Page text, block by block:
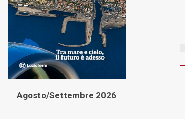
Agosto/Settembre 2026